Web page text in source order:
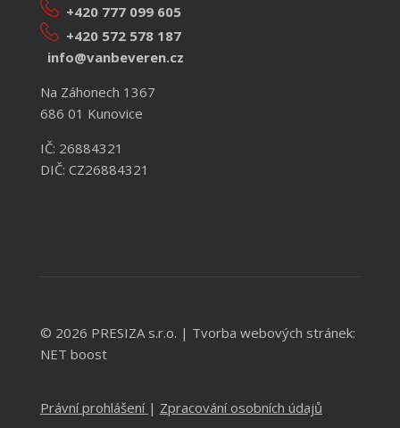
+420 777 099 605
+420 572 578 187
info@vanbeveren.cz
Na Záhonech 1367
686 01 Kunovice
IČ: 26884321
DIČ: CZ26884321
© 2026 PRESIZA s.r.o. | Tvorba webových stránek:
NET boost
Právní prohlášení | Zpracování osobních údajů